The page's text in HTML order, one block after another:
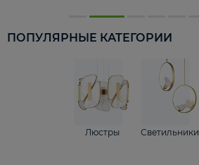
ПОПУЛЯРНЫЕ КАТЕГОРИИ
Люстры Светильники